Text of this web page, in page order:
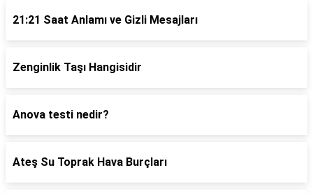
21:21 Saat Anlamı ve Gizli Mesajları
Zenginlik Taşı Hangisidir
Anova testi nedir?
Ateş Su Toprak Hava Burçları